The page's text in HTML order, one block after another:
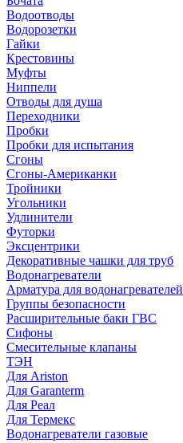
Водоотводы
Водорозетки
Гайки
Крестовины
Муфты
Ниппели
Отводы для душа
Переходники
Пробки
Пробки для испытания
Сгоны
Сгоны-Американки
Тройники
Угольники
Удлинители
Футорки
Эксцентрики
Декоративные чашки для труб
Водонагреватели
Арматура для водонагревателей
Группы безопасности
Расширительные баки ГВС
Сифоны
Смесительные клапаны
ТЭН
Для Ariston
Для Garanterm
Для Реал
Для Термекс
Водонагреватели газовые